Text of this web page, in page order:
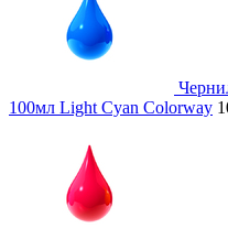
100мл Light Cyan Colorway